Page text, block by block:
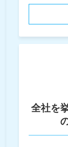
全社を